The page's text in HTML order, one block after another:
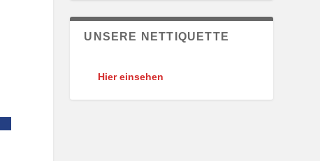
UNSERE NETTIQUETTE
Hier einsehen